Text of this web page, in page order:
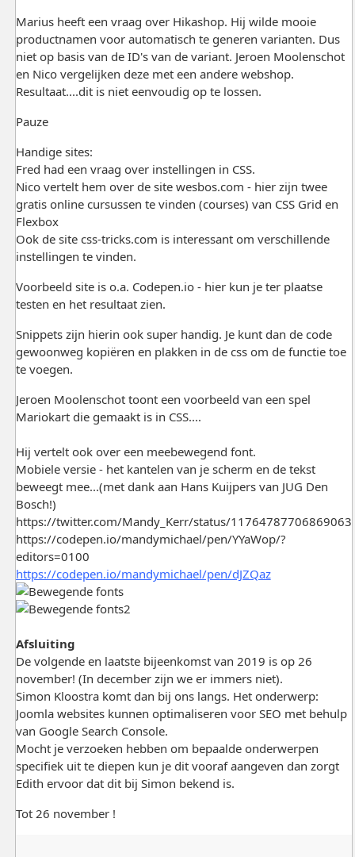
Marius heeft een vraag over Hikashop. Hij wilde mooie
productnamen voor automatisch te generen varianten. Dus
niet op basis van de ID's van de variant. Jeroen Moolenschot
en Nico vergelijken deze met een andere webshop.
Resultaat....dit is niet eenvoudig op te lossen.
Pauze
Handige sites:
Fred had een vraag over instellingen in CSS.
Nico vertelt hem over de site wesbos.com - hier zijn twee
gratis online cursussen te vinden (courses) van CSS Grid en
Flexbox
Ook de site css-tricks.com is interessant om verschillende
instellingen te vinden.
Voorbeeld site is o.a. Codepen.io - hier kun je ter plaatse
testen en het resultaat zien.
Snippets zijn hierin ook super handig. Je kunt dan de code
gewoonweg kopiëren en plakken in de css om de functie toe
te voegen.
Jeroen Moolenschot toont een voorbeeld van een spel
Mariokart die gemaakt is in CSS....
Hij vertelt ook over een meebewegend font.
Mobiele versie - het kantelen van je scherm en de tekst
beweegt mee...(met dank aan Hans Kuijpers van JUG Den
Bosch!)
https://twitter.com/Mandy_Kerr/status/
https://codepen.io/mandymichael/pen/YYaWop/?
editors=0100
https://codepen.io/mandymichael/pen/dJZQaz
Afsluiting
De volgende en laatste bijeenkomst van 2019 is op 26
november! (In december zijn we er immers niet).
Simon Kloostra komt dan bij ons langs. Het onderwerp:
Joomla websites kunnen optimaliseren voor SEO met behulp
van Google Search Console.
Mocht je verzoeken hebben om bepaalde onderwerpen
specifiek uit te diepen kun je dit vooraf aangeven dan zorgt
Edith ervoor dat dit bij Simon bekend is.
Tot 26 november !